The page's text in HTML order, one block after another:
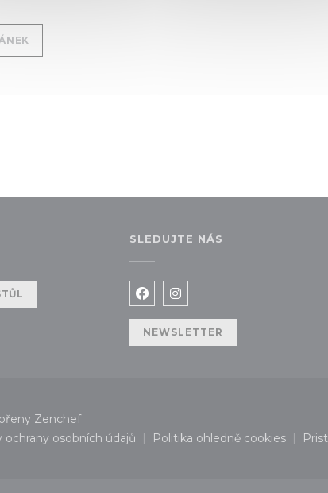
SLEDUJTE NÁS
Facebook ((otevře se v
Instagram ((otevře se v
NEWSLETTER
Zenchef((otevře se v novém okně))
okně))
ochrany osobních údajů
((otevře se v novém okně))
Politika ohledně cookies
((otevře se v